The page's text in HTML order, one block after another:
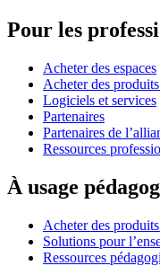
Pour les
Acheter des espaces
Acheter des
Logiciels et services
Partenaires
Partenaires de
Ressources
À usage
Acheter des
Solutions pour
Ressources